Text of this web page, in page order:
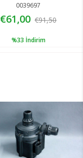
0039697
€61,00 €91,50
%33 İndirim